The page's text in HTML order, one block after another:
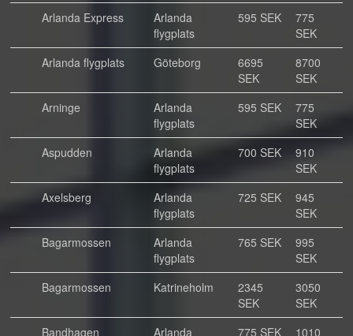
Arlanda Express
Arlanda
flygplats
595 SEK
775
SEK
Arlanda flygplats
Göteborg
6695
SEK
8700
SEK
Arninge
Arlanda
flygplats
595 SEK
775
SEK
Aspudden
Arlanda
flygplats
700 SEK
910
SEK
Axelsberg
Arlanda
flygplats
725 SEK
945
SEK
Bagarmossen
Arlanda
flygplats
765 SEK
995
SEK
Bagarmossen
Katrineholm
2345
SEK
3050
SEK
Bandhagen
Arlanda 775 SEK 1010